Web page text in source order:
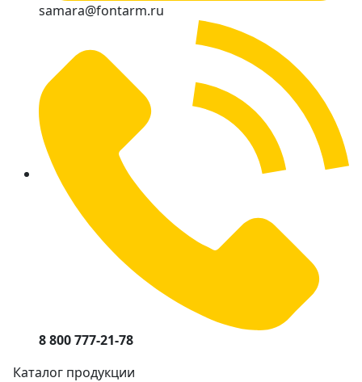
samara@fontarm.ru
8 800 777-21-78
Каталог продукции